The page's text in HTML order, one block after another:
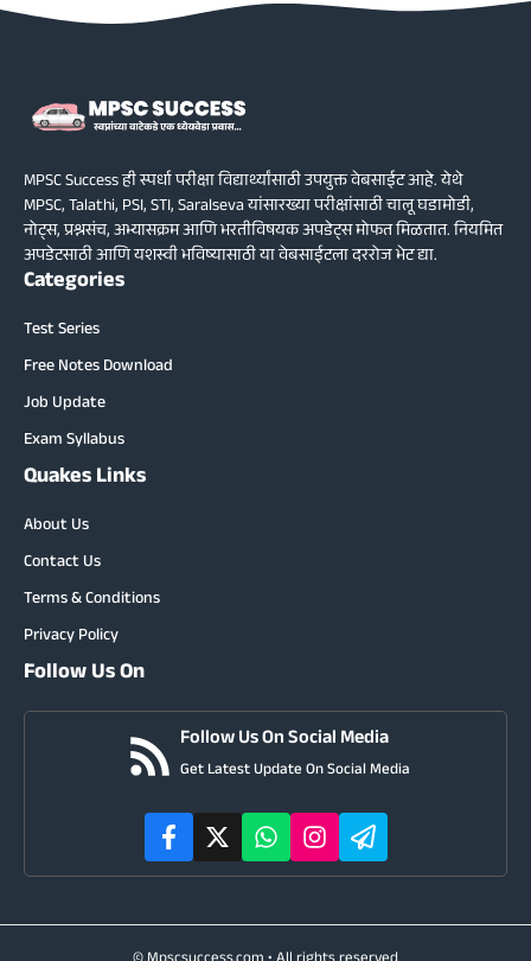
MPSC Success ही स्पर्धा परीक्षा विद्यार्थ्यांसाठी उपयुक्त वेबसाईट आहे. येथे
MPSC, Talathi, PSI, STI, Saralseva यांसारख्या परीक्षांसाठी चालू घडामोडी,
नोट्स, प्रश्नसंच, अभ्यासक्रम आणि भरतीविषयक अपडेट्स मोफत मिळतात. नियमित
अपडेटसाठी आणि यशस्वी भविष्यासाठी या वेबसाईटला दररोज भेट द्या.
Categories
Test Series
Free Notes Download
Job Update
Exam Syllabus
Quakes Links
About Us
Contact Us
Terms & Conditions
Privacy Policy
Follow Us On
Follow Us On Social Media
Get Latest Update On Social Media